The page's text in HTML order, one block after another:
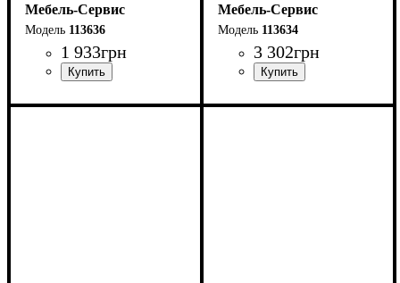
Мебель-Сервис
113636
1 933грн
Мебель-Сервис
113634
3 302грн